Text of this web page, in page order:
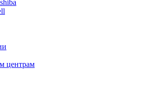
центрам